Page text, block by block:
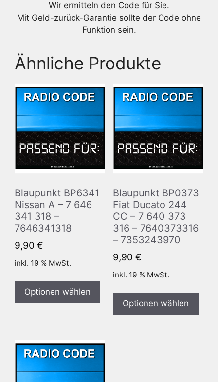
Wir ermitteln den Code für Sie.
Mit Geld-zurück-Garantie sollte der Code ohne
Funktion sein.
Ähnliche Produkte
Blaupunkt BP6341
Nissan A – 7 646
341 318 –
7646341318
9,90 €
inkl. 19 % MwSt.
Optionen wählen
Blaupunkt BP0373
Fiat Ducato 244
CC – 7 640 373
316 – 7640373316
– 7353243970
9,90 €
inkl. 19 % MwSt.
Optionen wählen